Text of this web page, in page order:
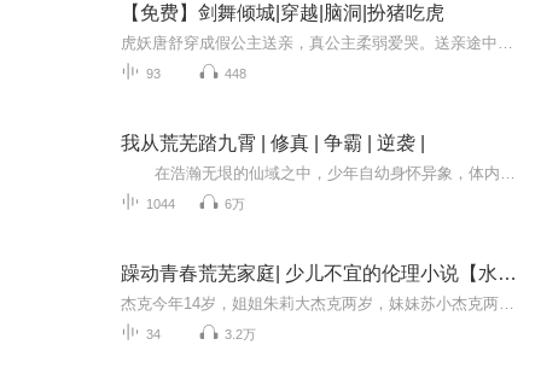
【免费】剑舞倾城|穿越|脑洞|扮猪吃虎
93 448
我从荒芜踏九霄 | 修真 | 争霸 | 逆袭 |
1044 6万
躁动青春荒芜家庭| 少儿不宜的伦理小说【水泥花园】
34 3.2万